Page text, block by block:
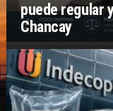
puede regular
Chancay